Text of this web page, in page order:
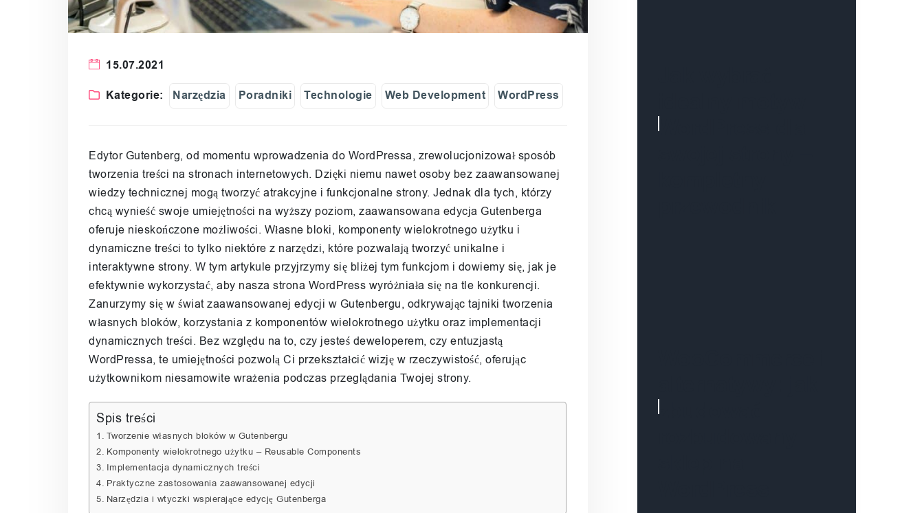
15.07.2021
Kategorie:
Narzędzia Poradniki Technologie Web Development WordPress
Edytor Gutenberg, od momentu wprowadzenia do WordPressa, zrewolucjonizował sposób
tworzenia treści na stronach internetowych. Dzięki niemu nawet osoby bez zaawansowanej
wiedzy technicznej mogą tworzyć atrakcyjne i funkcjonalne strony. Jednak dla tych, którzy
chcą wynieść swoje umiejętności na wyższy poziom, zaawansowana edycja Gutenberga
oferuje nieskończone możliwości. Własne bloki, komponenty wielokrotnego użytku i
dynamiczne treści to tylko niektóre z narzędzi, które pozwalają tworzyć unikalne i
interaktywne strony. W tym artykule przyjrzymy się bliżej tym funkcjom i dowiemy się, jak je
efektywnie wykorzystać, aby nasza strona WordPress wyróżniała się na tle konkurencji.
Zanurzymy się w świat zaawansowanej edycji w Gutenbergu, odkrywając tajniki tworzenia
własnych bloków, korzystania z komponentów wielokrotnego użytku oraz implementacji
dynamicznych treści. Bez względu na to, czy jesteś deweloperem, czy entuzjastą
WordPressa, te umiejętności pozwolą Ci przekształcić wizję w rzeczywistość, oferując
użytkownikom niesamowite wrażenia podczas przeglądania Twojej strony.
Spis treści
Tworzenie własnych bloków w Gutenbergu
Komponenty wielokrotnego użytku – Reusable Components
Implementacja dynamicznych treści
Praktyczne zastosowania zaawansowanej edycji
Narzędzia i wtyczki wspierające edycję Gutenberga
WordPress dla
zbudować